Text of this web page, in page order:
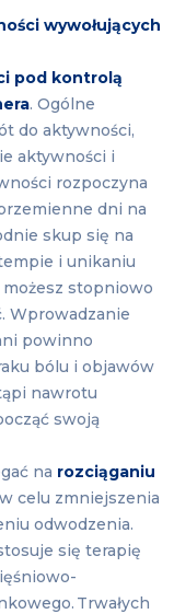
wywołujących
pod kontrolą
. Ogólne
do aktywności,
aktywności i
rozpoczyna
dni na
skup się na
i unikaniu
możesz stopniowo
Wprowadzanie
powinno
bólu i objawów
nawrotu
swoją
na rozciąganiu
celu zmniejszenia
odwodzenia.
się terapię
Trwałych